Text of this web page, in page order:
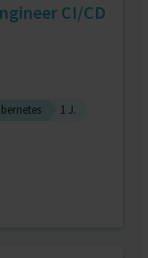
CI/CD
1 J.